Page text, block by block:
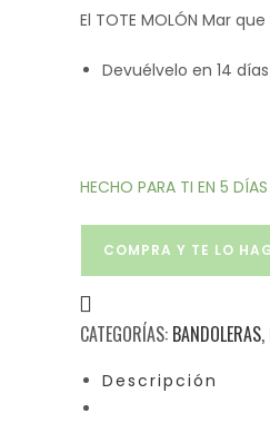
El TOTE MOLÓN Mar
Devuélvelo en 14
HECHO PARA TI EN 5
COMPRA Y TE LO
CATEGORÍAS: BANDOLERAS,
Descripción